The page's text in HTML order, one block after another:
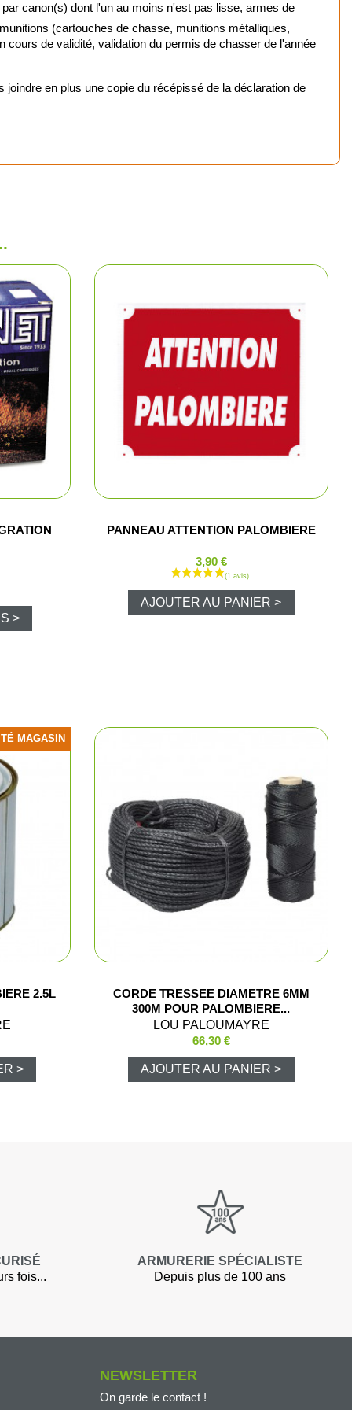
pochettes
chasse
et chemises
canon(s) dont l'un au moins n'est pas lisse, armes de
(cartouches de chasse, munitions métalliques,
cours de validité, validation du permis de chasser de l'année
en plus une copie du récépissé de la déclaration de
>
PANNEAU ATTENTION PALOMBIERE
3,90 €
AJOUTER AU PANIER >
2.5L
>
MAGASIN
CORDE TRESSEE DIAMETRE 6MM
300M POUR PALOMBIERE...
LOU PALOUMAYRE
66,30 €
AJOUTER AU PANIER >
fois...
ARMURERIE SPÉCIALISTE
Depuis plus de 100 ans
NEWSLETTER
On garde le contact !